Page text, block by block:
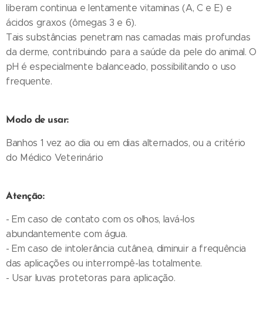
liberam continua e lentamente vitaminas (A, C e E) e
ácidos graxos (ômegas 3 e 6).
Tais substâncias penetram nas camadas mais profundas
da derme, contribuindo para a saúde da pele do animal. O
pH é especialmente balanceado, possibilitando o uso
frequente.
Modo de usar:
Banhos 1 vez ao dia ou em dias alternados, ou a critério
do Médico Veterinário
Atenção:
- Em caso de contato com os olhos, lavá-los
abundantemente com água.
- Em caso de intolerância cutânea, diminuir a frequência
das aplicações ou interrompê-las totalmente.
- Usar luvas protetoras para aplicação.